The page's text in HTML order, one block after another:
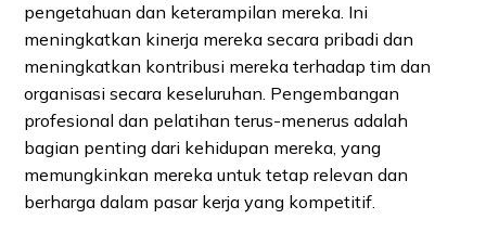
pengetahuan dan keterampilan mereka. Ini
meningkatkan kinerja mereka secara pribadi dan
meningkatkan kontribusi mereka terhadap tim dan
organisasi secara keseluruhan. Pengembangan
profesional dan pelatihan terus-menerus adalah
bagian penting dari kehidupan mereka, yang
memungkinkan mereka untuk tetap relevan dan
berharga dalam pasar kerja yang kompetitif.